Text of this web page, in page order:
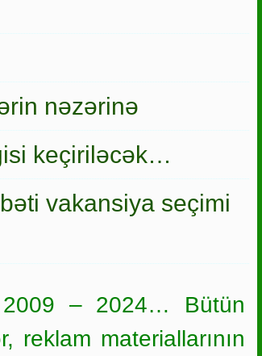
nəzərinə
keçiriləcək…
vakansiya seçimi
2009 – 2024… Bütün
reklam materiallarının